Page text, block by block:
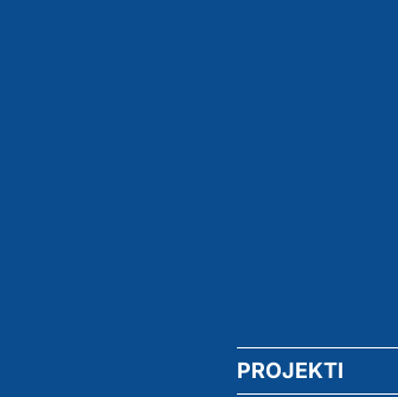
PROJEKTI